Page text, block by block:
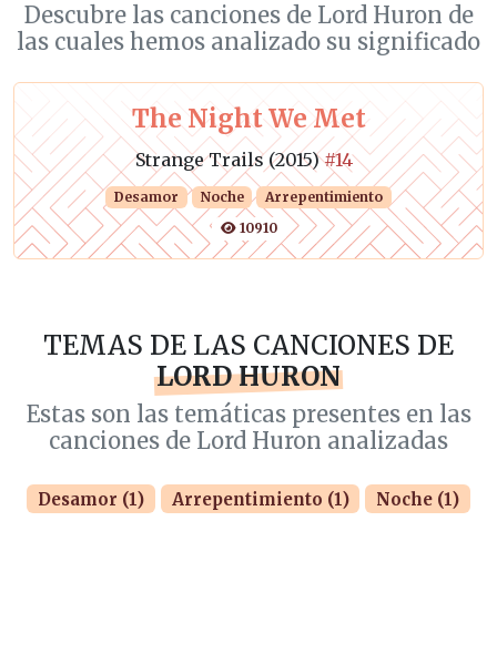
Descubre las canciones de Lord Huron de
las cuales hemos analizado su significado
The Night We Met
Strange Trails (2015)#14
Desamor Noche
Arrepentimiento
10910
TEMAS DE LAS CANCIONES DE
LORD HURON
Estas son las temáticas presentes en las
canciones de Lord Huron analizadas
Desamor (1) Arrepentimiento (1) Noche (1)